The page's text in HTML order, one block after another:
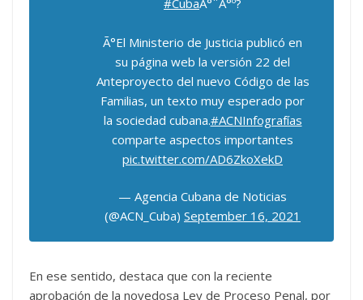
Ã°El Ministerio de Justicia publicó en
su página web la versión 22 del
Anteproyecto del nuevo Código de las
Familias, un texto muy esperado por
la sociedad cubana.#ACNInfografías
comparte aspectos importantes
pic.twitter.com/AD6ZkoXekD
— Agencia Cubana de Noticias
(@ACN_Cuba) September 16, 2021
En ese sentido, destaca que con la reciente
aprobación de la novedosa Ley de Proceso Penal, por